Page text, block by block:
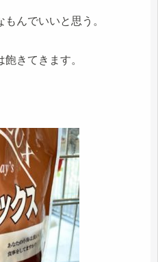
んでいいと思う。
きてきます。